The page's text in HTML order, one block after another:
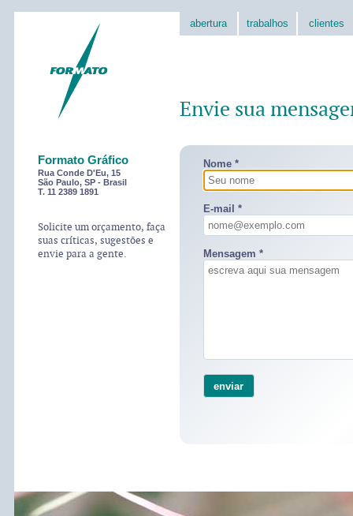
abertura trabalhos clientes
Formato Gráfico
Rua Conde D'Eu, 15
São Paulo, SP - Brasil
T. 11 2389 1891
Solicite um orçamento, faça
suas críticas, sugestões e
envie para a gente.
Envie sua
Nome *
E-mail *
Mensagem *